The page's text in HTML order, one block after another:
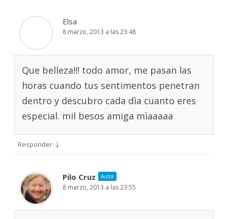
Elsa
8 marzo, 2013 a las 23:48
Que belleza!!! todo amor, me pasan las
horas cuando tus sentimentos penetran
dentro y descubro cada dìa cuanto eres
especial. mil besos amiga mìaaaaa
Responder ↓
Pilo Cruz Autor
8 marzo, 2013 a las 23:55